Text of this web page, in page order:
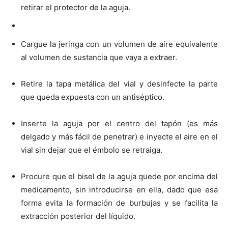
retirar el protector de la aguja.
Cargue la jeringa con un volumen de aire equivalente
al volumen de sustancia que vaya a extraer.
Retire la tapa metálica del vial y desinfecte la parte
que queda expuesta con un antiséptico.
Inserte la aguja por el centro del tapón (es más
delgado y más fácil de penetrar) e inyecte el aire en el
vial sin dejar que el émbolo se retraiga.
Procure que el bisel de la aguja quede por encima del
medicamento, sin introducirse en ella, dado que esa
forma evita la formación de burbujas y se facilita la
extracción posterior del líquido.